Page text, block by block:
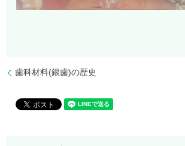
歯科材料(銀歯)の歴史